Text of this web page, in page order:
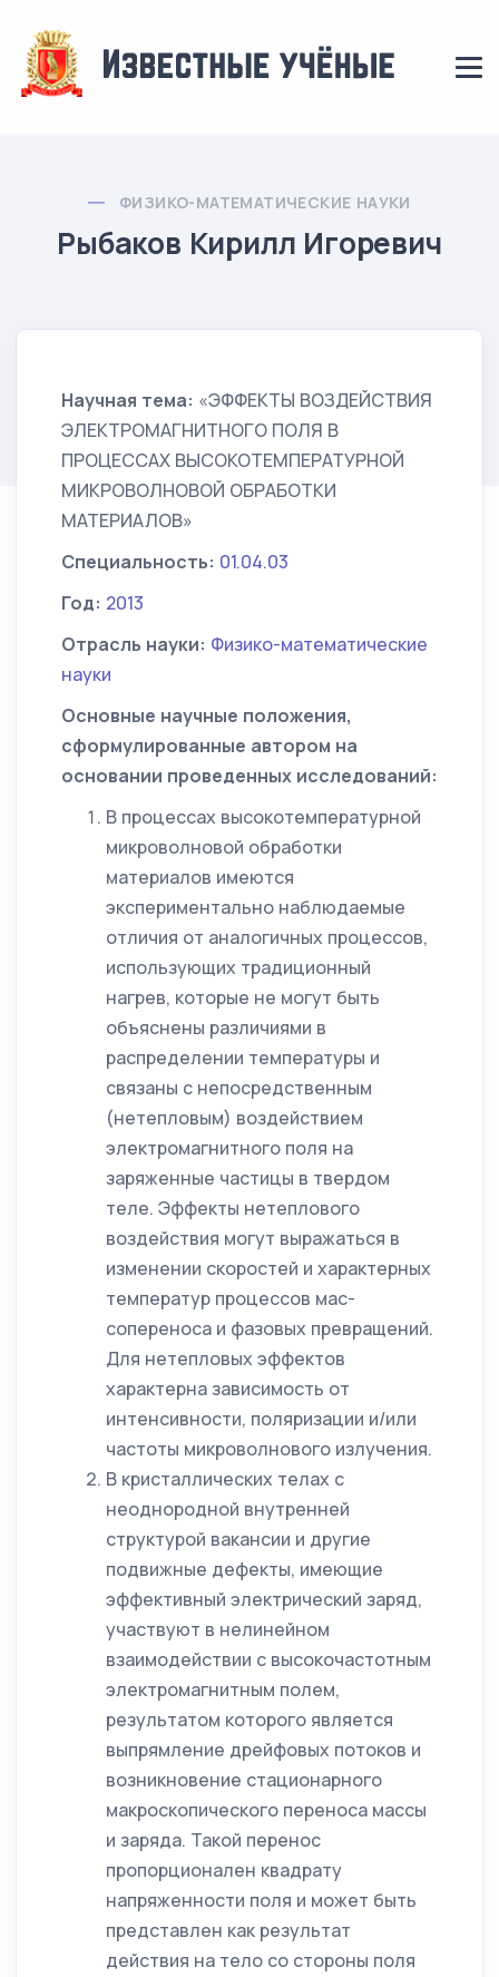
ФИЗИКО-МАТЕМАТИЧЕСКИЕ НАУКИ
Рыбаков Кирилл Игоревич
Научная тема: «ЭФФЕКТЫ ВОЗДЕЙСТВИЯ
ЭЛЕКТРОМАГНИТНОГО ПОЛЯ В
ПРОЦЕССАХ ВЫСОКОТЕМПЕРАТУРНОЙ
МИКРОВОЛНОВОЙ ОБРАБОТКИ
МАТЕРИАЛОВ»
Специальность: 01.04.03
Год: 2013
Отрасль науки: Физико-математические
науки
Основные научные положения,
сформулированные автором на
основании проведенных исследований:
В процессах высокотемпературной
микроволновой обработки
материалов имеются
экспериментально наблюдаемые
отличия от аналогичных процессов,
использующих традиционный
нагрев, которые не могут быть
объяснены различиями в
распределении температуры и
связаны с непосредственным
(нетепловым) воздействием
электромагнитного поля на
заряженные частицы в твердом
теле. Эффекты нетеплового
воздействия могут выражаться в
изменении скоростей и характерных
температур процессов мас-
сопереноса и фазовых превращений.
Для нетепловых эффектов
характерна зависимость от
интенсивности, поляризации и/или
частоты микроволнового излучения.
В кристаллических телах с
неоднородной внутренней
структурой вакансии и другие
подвижные дефекты, имеющие
эффективный электрический заряд,
участвуют в нелинейном
взаимодействии с высокочастотным
электромагнитным полем,
результатом которого является
выпрямление дрейфовых потоков и
возникновение стационарного
макроскопического переноса массы
и заряда. Такой перенос
пропорционален квадрату
напряженности поля и может быть
представлен как результат
действия на тело со стороны поля